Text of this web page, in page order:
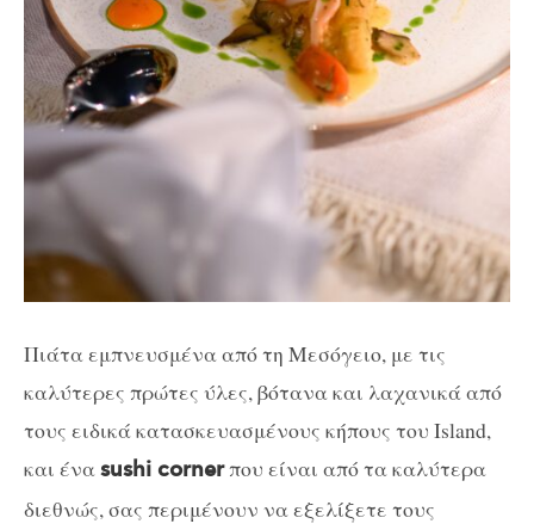
Πιάτα εμπνευσμένα από τη Μεσόγειο, με τις
καλύτερες πρώτες ύλες, βότανα και λαχανικά από
τους ειδικά κατασκευασμένους κήπους του Island,
και έναsushi cornerπου είναι από τα καλύτερα
διεθνώς, σας περιμένουν να εξελίξετε τους